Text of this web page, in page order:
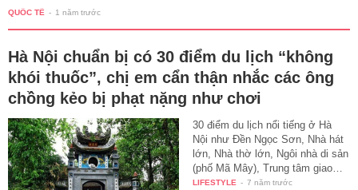
QUỐC TẾ - 1 năm trước
Hà Nội chuẩn bị có 30 điểm du lịch “không
khói thuốc”, chị em cẩn thận nhắc các ông
chồng kẻo bị phạt nặng như chơi
30 điểm du lịch nổi tiếng ở Hà
Nội như Đền Ngọc Sơn, Nhà hát
lớn, Nhà thờ lớn, Ngôi nhà di sản
(phố Mã Mây), Trung tâm giao…
LIFESTYLE - 7 năm trước